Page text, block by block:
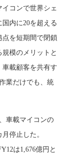
コンで世界シェ
内に20を超える
を短期間で閉鎖
模のメリットと
車載顧客を共有す
業だけでも、統
車載マイコンの
停止した。
は1,676億円と